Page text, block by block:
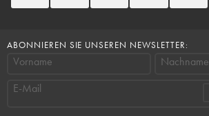
ABONNIEREN SIE UNSEREN NEWSLETTER:
Vorname
Nachname
E-Mail